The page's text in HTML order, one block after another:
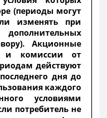
(периоды могут
изменять при
Акционные
и комиссии от
действуют
дня до
каждого
условиями
потребитель не